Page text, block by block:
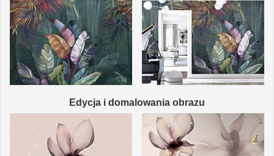
Edycja i domalowania obrazu